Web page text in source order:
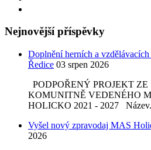
Nejnovější příspěvky
Doplnění herních a
Ředice 03 srpen 2026
PODPOŘENÝ PROJEKT ZE
KOMUNITNĚ VEDENÉHO
HOLICKO 2021 - 2027
Vyšel nový zpravodaj MAS
2026